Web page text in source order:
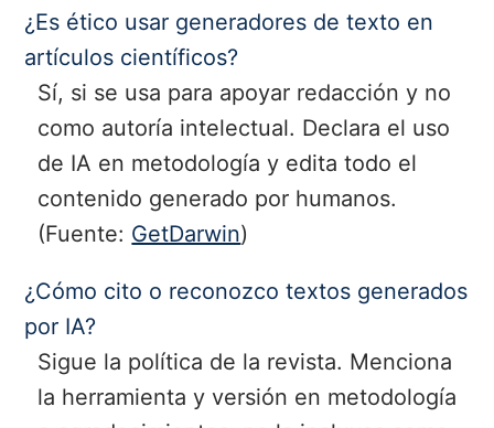
¿Es ético usar generadores de texto en
artículos científicos?
Sí, si se usa para apoyar redacción y no
como autoría intelectual. Declara el uso
de IA en metodología y edita todo el
contenido generado por humanos.
(Fuente: GetDarwin)
¿Cómo cito o reconozco textos generados
por IA?
Sigue la política de la revista. Menciona
la herramienta y versión en metodología